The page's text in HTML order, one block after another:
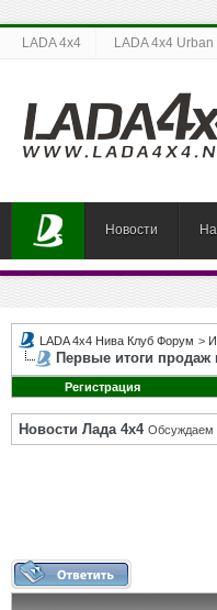
LADA 4x4 LADA 4x4 Urban
Новости
LADA 4x4 Нива Клуб Форум >
Первые итоги
Регистрация
Новости Лада 4х4 Обсуждаем